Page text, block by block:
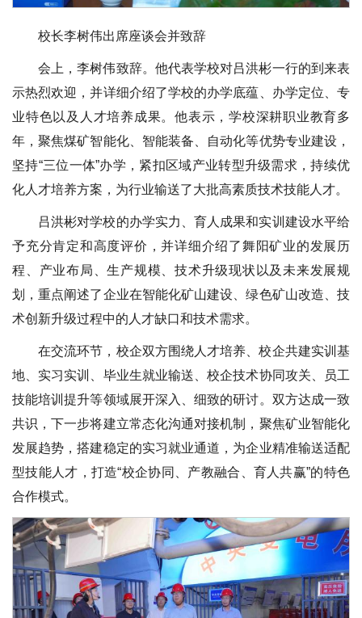
校长李树伟出席座谈会并致辞
会上，李树伟致辞。他代表学校对吕洪彬一行的到来表
示热烈欢迎，并详细介绍了学校的办学底蕴、办学定位、专
业特色以及人才培养成果。他表示，学校深耕职业教育多
年，聚焦煤矿智能化、智能装备、自动化等优势专业建设，
坚持“三位一体”办学，紧扣区域产业转型升级需求，持续优
化人才培养方案，为行业输送了大批高素质技术技能人才。
吕洪彬对学校的办学实力、育人成果和实训建设水平给
予充分肯定和高度评价，并详细介绍了舞阳矿业的发展历
程、产业布局、生产规模、技术升级现状以及未来发展规
划，重点阐述了企业在智能化矿山建设、绿色矿山改造、技
术创新升级过程中的人才缺口和技术需求。
在交流环节，校企双方围绕人才培养、校企共建实训基
地、实习实训、毕业生就业输送、校企技术协同攻关、员工
技能培训提升等领域展开深入、细致的研讨。双方达成一致
共识，下一步将建立常态化沟通对接机制，聚焦矿业智能化
发展趋势，搭建稳定的实习就业通道，为企业精准输送适配
型技能人才，打造“校企协同、产教融合、育人共赢”的特色
合作模式。